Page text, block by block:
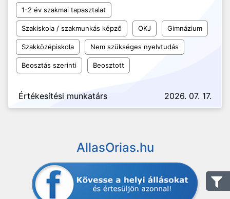
1-2 év szakmai tapasztalat
Szakiskola / szakmunkás képző OKJ Gimnázium
Szakközépiskola Nem szükséges nyelvtudás
Beosztás szerinti Beosztott
Értékesítési munkatárs 2026. 07. 17.
AllasOrias.hu